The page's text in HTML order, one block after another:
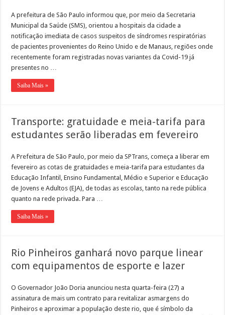
A prefeitura de São Paulo informou que, por meio da Secretaria
Municipal da Saúde (SMS), orientou a hospitais da cidade a
notificação imediata de casos suspeitos de síndromes respiratórias
de pacientes provenientes do Reino Unido e de Manaus, regiões onde
recentemente foram registradas novas variantes da Covid-19 já
presentes no …
Saiba Mais »
Transporte: gratuidade e meia-tarifa para
estudantes serão liberadas em fevereiro
A Prefeitura de São Paulo, por meio da SPTrans, começa a liberar em
fevereiro as cotas de gratuidades e meia-tarifa para estudantes da
Educação Infantil, Ensino Fundamental, Médio e Superior e Educação
de Jovens e Adultos (EJA), de todas as escolas, tanto na rede pública
quanto na rede privada. Para …
Saiba Mais »
Rio Pinheiros ganhará novo parque linear
com equipamentos de esporte e lazer
O Governador João Doria anunciou nesta quarta-feira (27) a
assinatura de mais um contrato para revitalizar asmargens do
Pinheiros e aproximar a população deste rio, que é símbolo da